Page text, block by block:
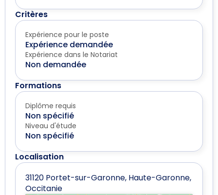
Critères
Expérience pour le poste
Expérience demandée
Expérience dans le Notariat
Non demandée
Formations
Diplôme requis
Non spécifié
Niveau d'étude
Non spécifié
Localisation
31120 Portet-sur-Garonne, Haute-Garonne,
Occitanie